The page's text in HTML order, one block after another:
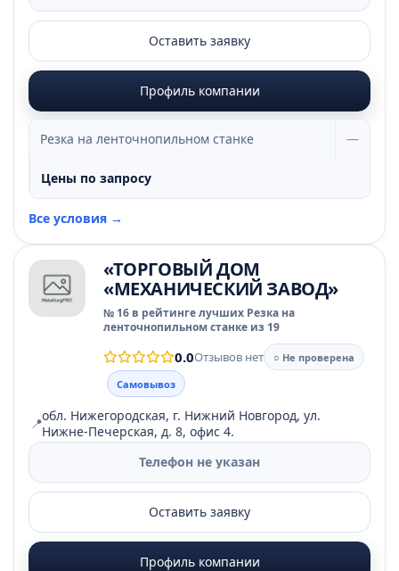
Оставить заявку
Профиль компании
Резка на ленточнопильном станке —
Цены по запросу
Все условия →
«ТОРГОВЫЙ ДОМ
«МЕХАНИЧЕСКИЙ ЗАВОД»
№ 16 в рейтинге лучших Резка на
ленточнопильном станке из 19
0.0Отзывов нет
○ Не проверена
Самовывоз
📍обл. Нижегородская, г. Нижний Новгород, ул.
Нижне-Печерская, д. 8, офис 4.
Телефон не указан
Оставить заявку
Профиль компании